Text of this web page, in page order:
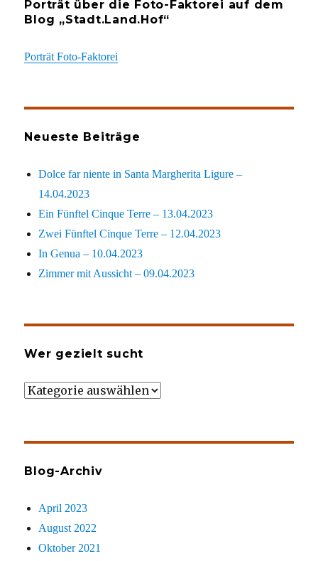
Porträt über die Foto-Faktorei auf dem
Blog „Stadt.Land.Hof“
Porträt Foto-Faktorei
Neueste Beiträge
Dolce far niente in Santa Margherita Ligure –
14.04.2023
Ein Fünftel Cinque Terre – 13.04.2023
Zwei Fünftel Cinque Terre – 12.04.2023
In Genua – 10.04.2023
Zimmer mit Aussicht – 09.04.2023
Wer gezielt sucht
Wer
Blog-Archiv
April 2023
August 2022
Oktober 2021